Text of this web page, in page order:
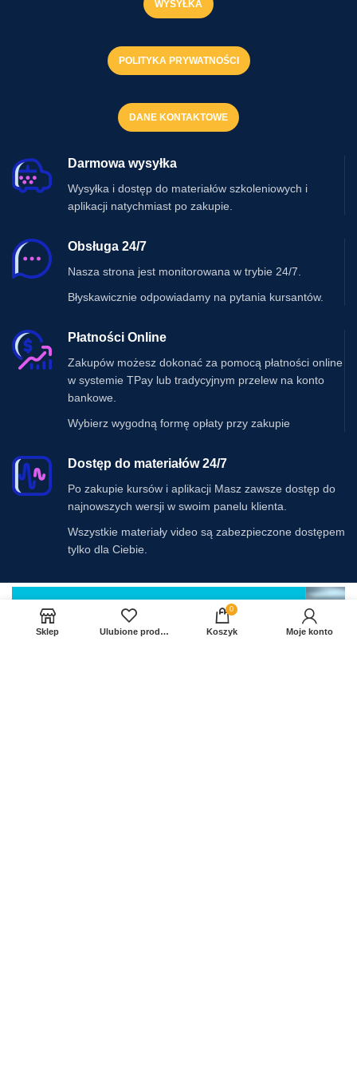
WYSYŁKA
POLITYKA PRYWATNOŚCI
DANE KONTAKTOWE
Darmowa wysyłka
Wysyłka i dostęp do materiałów szkoleniowych i
aplikacji natychmiast po zakupie.
Obsługa 24/7
Nasza strona jest monitorowana w trybie 24/7.
Błyskawicznie odpowiadamy na pytania kursantów.
Płatności Online
Zakupów możesz dokonać za pomocą płatności online
w systemie TPay lub tradycyjnym przelew na konto
bankowe.
Wybierz wygodną formę opłaty przy zakupie
Dostęp do materiałów 24/7
Po zakupie kursów i aplikacji Masz zawsze dostęp do
najnowszych wersji w swoim panelu klienta.
Wszystkie materiały video są zabezpieczone dostępem
tylko dla Ciebie.
Sklep Ulubione produkty
0
Koszyk Moje konto